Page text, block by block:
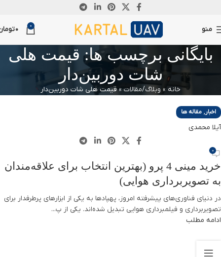
منو 0
0
بایگانی برچسب ها: قیمت هلی
شات دوربین‌دار
خانه » وبلاگ/مقالات »قیمت هلی شات دوربین‌دار
اکتبر
اخبار, مقاله ها
آیلا محمدی
0
خرید مینی 4 پرو (بهترین انتخاب برای علاقه‌مندان
به تصویربرداری هوایی)
در دنیای فناوری‌های پیشرفته امروز، پهپادها به یکی از ابزارهای پرطرفدار برای
تصویربرداری و فیلمبرداری هوایی تبدیل شده‌اند. یکی از پ...
ادامه مطلب